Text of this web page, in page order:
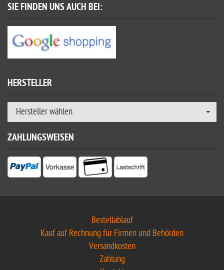
SIE FINDEN UNS AUCH BEI:
HERSTELLER
Hersteller wählen
ZAHLUNGSWEISEN
Bestellablauf
Kauf auf Rechnung für Firmen und Behörden
Versandkosten
Zahlung